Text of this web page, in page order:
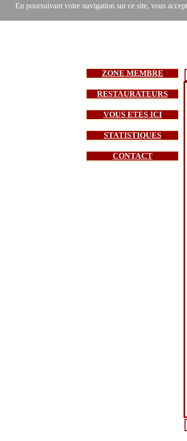
En poursuivant votre navigation sur ce site, vous
ZONE MEMBRE
RESTAURATEURS
VOUS ETES ICI
STATISTIQUES
CONTACT